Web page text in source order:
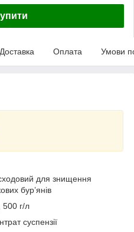
Доставка Оплата Умови
для знищення
бур’янів
г/л
суспензії